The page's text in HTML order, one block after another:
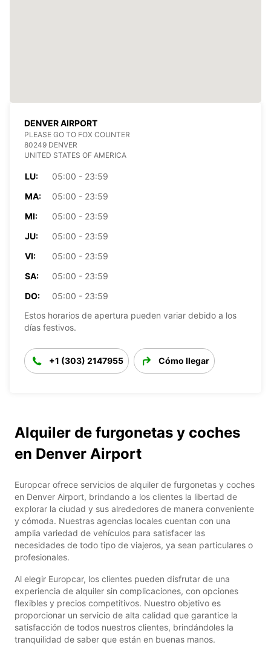
DENVER AIRPORT
PLEASE GO TO FOX COUNTER
80249 DENVER
UNITED STATES OF AMERICA
LU:
05:00 - 23:59
MA:
05:00 - 23:59
MI:
05:00 - 23:59
JU:
05:00 - 23:59
VI:
05:00 - 23:59
SA:
05:00 - 23:59
DO:
05:00 - 23:59
Estos horarios de apertura pueden variar debido a los
días festivos.
+1 (303) 2147955 Cómo llegar
Alquiler de furgonetas y coches
en Denver Airport
Europcar ofrece servicios de alquiler de furgonetas y coches
en Denver Airport, brindando a los clientes la libertad de
explorar la ciudad y sus alrededores de manera conveniente
y cómoda. Nuestras agencias locales cuentan con una
amplia variedad de vehículos para satisfacer las
necesidades de todo tipo de viajeros, ya sean particulares o
profesionales.
Al elegir Europcar, los clientes pueden disfrutar de una
experiencia de alquiler sin complicaciones, con opciones
flexibles y precios competitivos. Nuestro objetivo es
proporcionar un servicio de alta calidad que garantice la
satisfacción de todos nuestros clientes, brindándoles la
tranquilidad de saber que están en buenas manos.